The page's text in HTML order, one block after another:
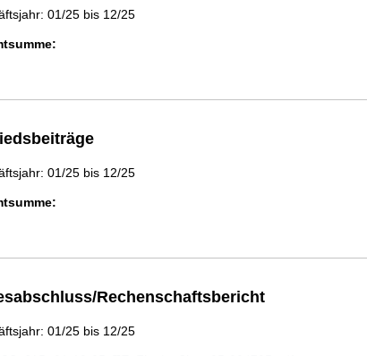
01/25 bis 12/25
01/25 bis 12/25
Rechenschaftsbericht
01/25 bis 12/25